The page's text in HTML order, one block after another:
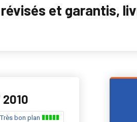
et garantis,
2010
Très bon plan